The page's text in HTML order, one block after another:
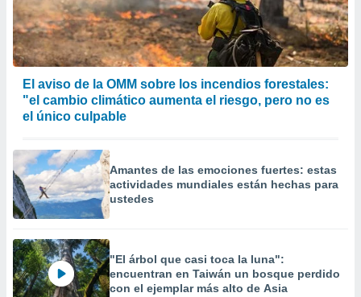
El aviso de la OMM sobre los incendios forestales:
"el cambio climático aumenta el riesgo, pero no es
el único culpable
Amantes de las emociones fuertes: estas
actividades mundiales están hechas para
ustedes
"El árbol que casi toca la luna":
encuentran en Taiwán un bosque perdido
con el ejemplar más alto de Asia